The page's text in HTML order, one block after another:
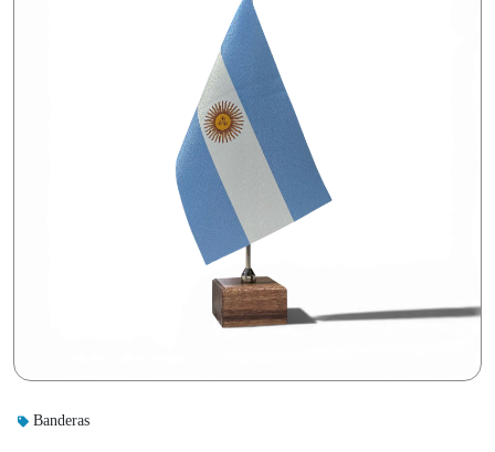
Banderas